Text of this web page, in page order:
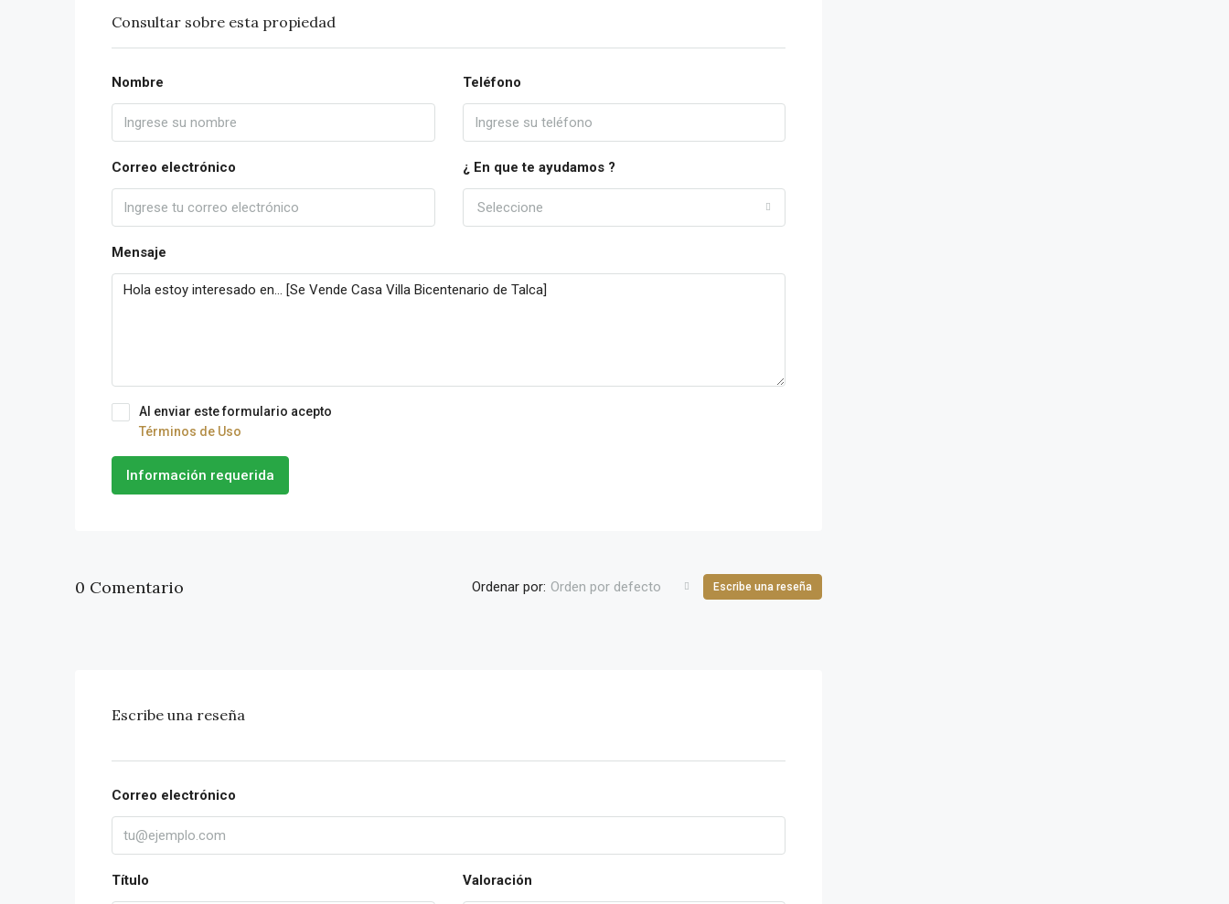
Consultar sobre esta propiedad
Nombre Teléfono
Correo electrónico ¿ En que te ayudamos ?
Seleccione
Mensaje
Al enviar este formulario acepto
Términos de Uso
Información requerida
0 Comentario Ordenar por: Orden por defecto Escribe una reseña
Escribe una reseña
Correo electrónico
Título Valoración